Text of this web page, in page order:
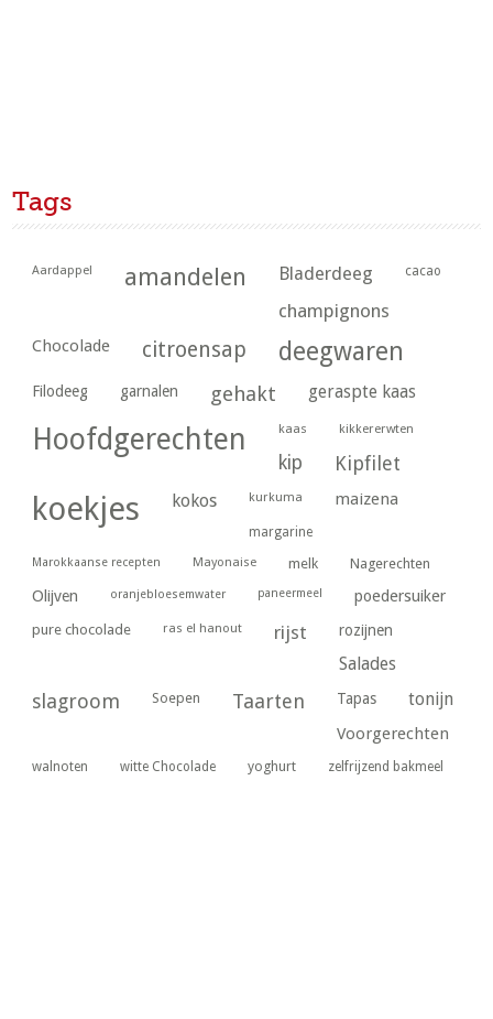
Tags
Aardappel amandelen Bladerdeeg cacao
champignons
Chocolade citroensap deegwaren
Filodeeg garnalen gehakt geraspte kaas
Hoofdgerechten kaas kikkererwten
kip Kipfilet
koekjes kokos kurkuma maizena
margarine
Marokkaanse recepten Mayonaise melk Nagerechten
Olijven oranjebloesemwater paneermeel poedersuiker
pure chocolade ras el hanout rijst rozijnen
Salades
slagroom Soepen Taarten Tapas tonijn
Voorgerechten
walnoten witte Chocolade yoghurt zelfrijzend bakmeel